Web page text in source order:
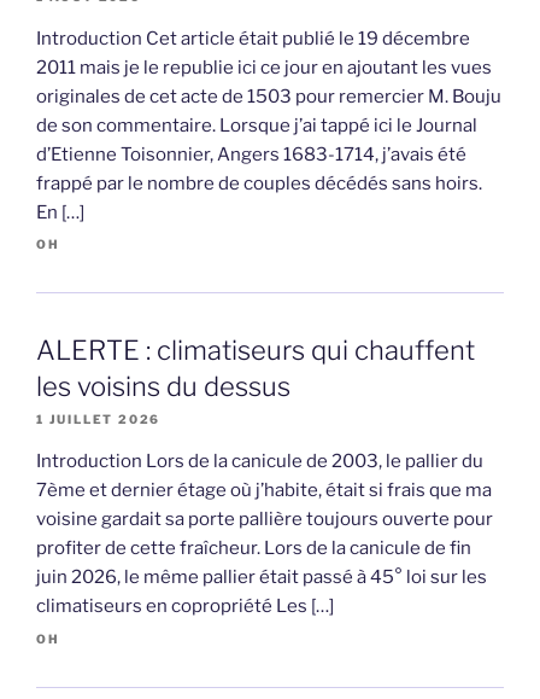
Introduction Cet article était publié le 19 décembre
2011 mais je le republie ici ce jour en ajoutant les vues
originales de cet acte de 1503 pour remercier M. Bouju
de son commentaire. Lorsque j’ai tappé ici le Journal
d’Etienne Toisonnier, Angers 1683-1714, j’avais été
frappé par le nombre de couples décédés sans hoirs.
En […]
OH
ALERTE : climatiseurs qui chauffent
les voisins du dessus
1 JUILLET 2026
Introduction Lors de la canicule de 2003, le pallier du
7ème et dernier étage où j’habite, était si frais que ma
voisine gardait sa porte pallière toujours ouverte pour
profiter de cette fraîcheur. Lors de la canicule de fin
juin 2026, le même pallier était passé à 45° loi sur les
climatiseurs en copropriété Les […]
OH